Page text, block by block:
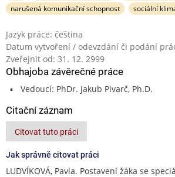
narušená komunikační schopnost
sociální
Jazyk práce: čeština
Datum vytvoření / odevzdání či podání
Zveřejnit od: 31. 12. 2999
Obhajoba závěrečné práce
Vedoucí: PhDr. Jakub Pivarč, Ph.D.
Citační záznam
Citovat tuto práci
Jak správně citovat práci
LUDVÍKOVÁ, Pavla. Postavení žáka se